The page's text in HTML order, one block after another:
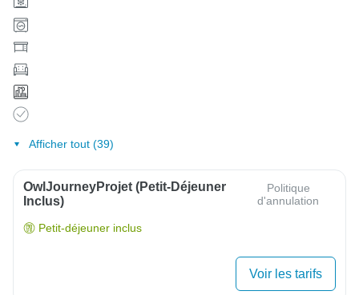
Afficher tout (39)
OwlJourneyProjet (petit-Déjeuner
Inclus)
Politique
d'annulation
Petit-déjeuner inclus
Voir les tarifs